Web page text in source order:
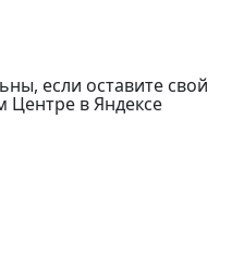
если оставите свой
в Яндексе